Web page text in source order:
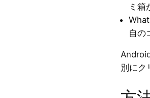
ミ箱
自の
別にク